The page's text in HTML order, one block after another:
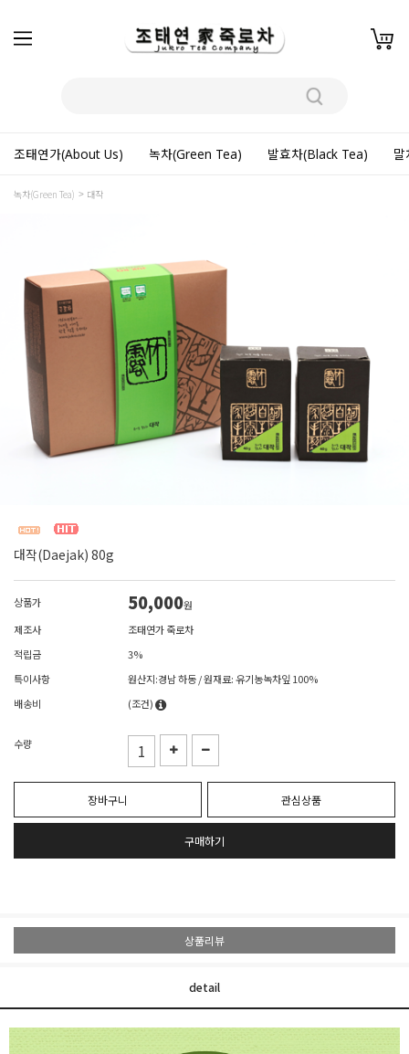
조태연가(About Us) 녹차(Green Tea) 발효차(Black Tea)
녹차(Green Tea) 대작
대작(Daejak) 80g
상품가 50,000원
제조사
조태연가 죽로차
적립금
3%
특이사항
원산지:경남 하동 / 원재료: 유기농녹차잎 100%
배송비
(조건)
수량
장바구니 관심상품
구매하기
상품리뷰
detail